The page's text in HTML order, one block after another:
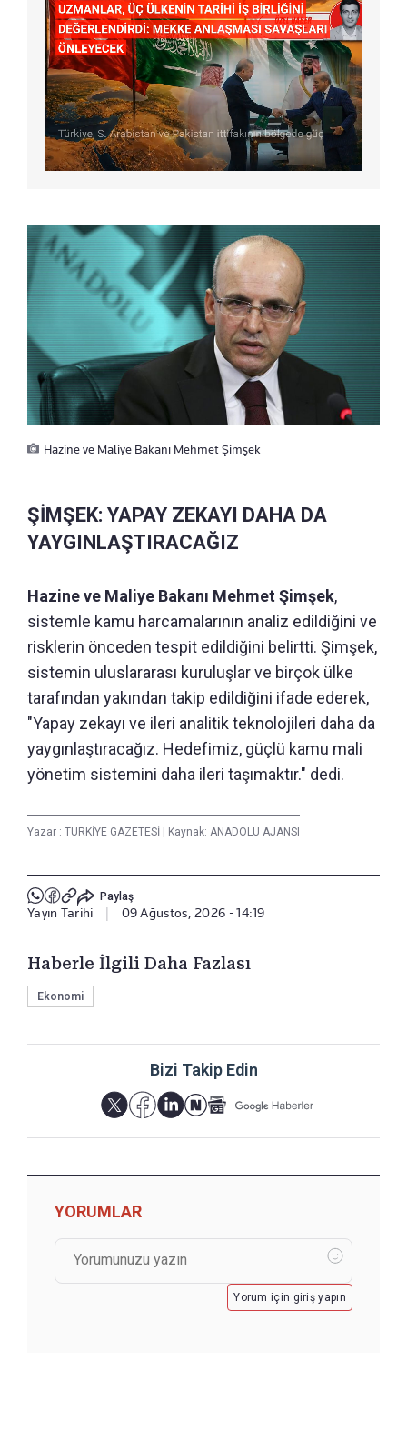
Hazine ve Maliye Bakanı Mehmet Şimşek
ŞİMŞEK: YAPAY ZEKAYI DAHA DA
YAYGINLAŞTIRACAĞIZ
Hazine ve Maliye Bakanı Mehmet Şimşek,
sistemle kamu harcamalarının analiz edildiğini ve
risklerin önceden tespit edildiğini belirtti. Şimşek,
sistemin uluslararası kuruluşlar ve birçok ülke
tarafından yakından takip edildiğini ifade ederek,
"Yapay zekayı ve ileri analitik teknolojileri daha da
yaygınlaştıracağız. Hedefimiz, güçlü kamu mali
yönetim sistemini daha ileri taşımaktır." dedi.
Yazar : TÜRKİYE GAZETESİ | Kaynak: ANADOLU AJANSI
Paylaş
Yayın Tarihi 09 Ağustos, 2026 - 14:19
Haberle İlgili Daha Fazlası
Ekonomi
Bizi Takip Edin
YORUMLAR
Yorum için giriş yapın